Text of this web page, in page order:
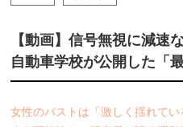
【動画】信号無視に減
自動車学校が公開した「
女性のバストは「激しく揺れて